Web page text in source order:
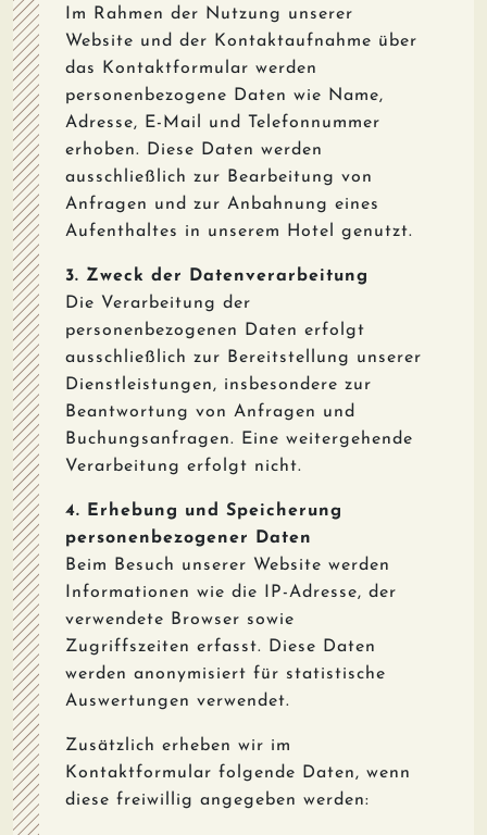
Im Rahmen der Nutzung unserer
Website und der Kontaktaufnahme über
das Kontaktformular werden
personenbezogene Daten wie Name,
Adresse, E-Mail und Telefonnummer
erhoben. Diese Daten werden
ausschließlich zur Bearbeitung von
Anfragen und zur Anbahnung eines
Aufenthaltes in unserem Hotel genutzt.
3. Zweck der Datenverarbeitung
Die Verarbeitung der
personenbezogenen Daten erfolgt
ausschließlich zur Bereitstellung unserer
Dienstleistungen, insbesondere zur
Beantwortung von Anfragen und
Buchungsanfragen. Eine weitergehende
Verarbeitung erfolgt nicht.
4. Erhebung und Speicherung
personenbezogener Daten
Beim Besuch unserer Website werden
Informationen wie die IP-Adresse, der
verwendete Browser sowie
Zugriffszeiten erfasst. Diese Daten
werden anonymisiert für statistische
Auswertungen verwendet.
Zusätzlich erheben wir im
Kontaktformular folgende Daten, wenn
diese freiwillig angegeben werden: